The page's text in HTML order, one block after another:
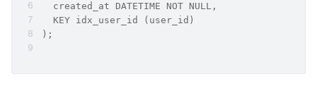
  created_at DATETIME NOT NULL,
  KEY idx_user_id (user_id)
);